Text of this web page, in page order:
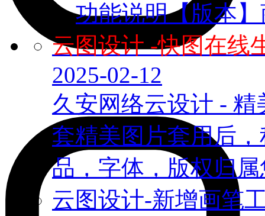
功能说明【版本
云图设计 -快图在线
2025-02-12
久安网络云设计 -
套精美图片套用后
品，字体，版权归
云图设计-新增画笔